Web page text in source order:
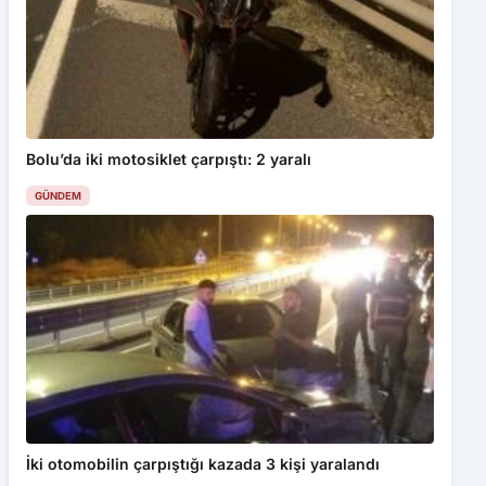
Bolu’da iki motosiklet çarpıştı: 2 yaralı
GÜNDEM
İki otomobilin çarpıştığı kazada 3 kişi yaralandı